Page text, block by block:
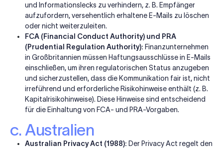
und Informationslecks zu verhindern, z. B. Empfänger
aufzufordern, versehentlich erhaltene E-Mails zu löschen
oder nicht weiterzuleiten.
FCA (Financial Conduct Authority) und PRA
(Prudential Regulation Authority): Finanzunternehmen
in Großbritannien müssen Haftungsausschlüsse in E-Mails
einschließen, um ihren regulatorischen Status anzugeben
und sicherzustellen, dass die Kommunikation fair ist, nicht
irreführend und erforderliche Risikohinweise enthält (z. B.
Kapitalrisikohinweise). Diese Hinweise sind entscheidend
für die Einhaltung von FCA- und PRA-Vorgaben.
c. Australien
Australian Privacy Act (1988): Der Privacy Act regelt den